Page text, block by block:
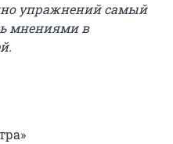
упражнений самый
мнениями в